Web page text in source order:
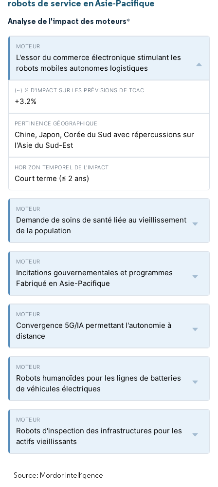
robots de service en Asie-Pacifique
Analyse de l'impact des moteurs*
L'essor du commerce électronique stimulant les
robots mobiles autonomes logistiques
+3.2%
Chine, Japon, Corée du Sud avec répercussions sur
l'Asie du Sud-Est
Court terme (≤ 2 ans)
Demande de soins de santé liée au vieillissement
de la population
Incitations gouvernementales et programmes
Fabriqué en Asie-Pacifique
Convergence 5G/IA permettant l'autonomie à
distance
Robots humanoïdes pour les lignes de batteries
de véhicules électriques
Robots d'inspection des infrastructures pour les
actifs vieillissants
Source: Mordor Intelligence